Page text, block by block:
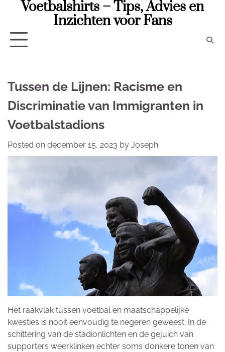
Voetbalshirts – Tips, Advies en
Inzichten voor Fans
Tussen de Lijnen: Racisme en
Discriminatie van Immigranten in
Voetbalstadions
Posted on december 15, 2023 by Joseph
Het raakvlak tussen voetbal en maatschappelijke
kwesties is nooit eenvoudig te negeren geweest. In de
schittering van de stadionlichten en de gejuich van
supporters weerklinken echter soms donkere tonen van